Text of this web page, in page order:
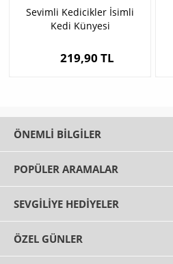
Sevimli Kedicikler İsimli
Kedi Künyesi
219,90 TL
ÖNEMLI BILGILER
POPÜLER ARAMALAR
SEVGILIYE HEDIYELER
ÖZEL GÜNLER